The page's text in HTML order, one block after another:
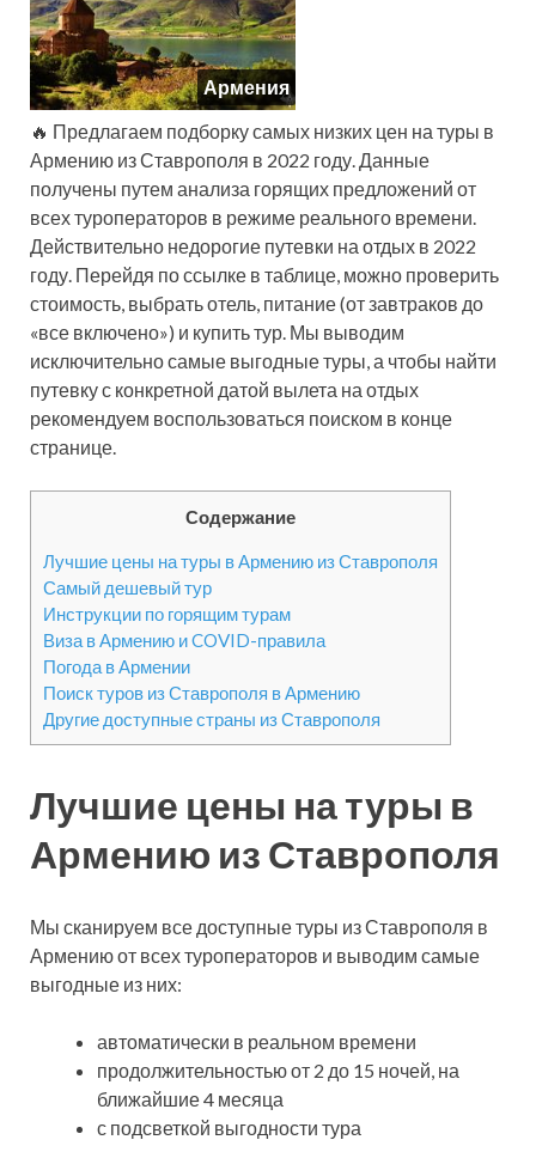
Армения
🔥 Предлагаем подборку самых низких цен на туры в
Армению из Ставрополя в 2022 году. Данные
получены путем анализа горящих предложений от
всех туроператоров в режиме реального времени.
Действительно недорогие путевки на отдых в 2022
году. Перейдя по ссылке в таблице, можно проверить
стоимость, выбрать отель, питание (от завтраков до
«все включено») и купить тур. Мы выводим
исключительно самые выгодные туры, а чтобы найти
путевку с конкретной датой вылета на отдых
рекомендуем воспользоваться поиском в конце
странице.
Содержание
Лучшие цены на туры в Армению из Ставрополя
Самый дешевый тур
Инструкции по горящим турам
Виза в Армению и COVID-правила
Погода в Армении
Поиск туров из Ставрополя в Армению
Другие доступные страны из Ставрополя
Лучшие цены на туры в
Армению из Ставрополя
Мы сканируем все доступные туры из Ставрополя в
Армению от всех туроператоров и выводим самые
выгодные из них:
автоматически в реальном времени
продолжительностью от 2 до 15 ночей, на
ближайшие 4 месяца
с подсветкой выгодности тура